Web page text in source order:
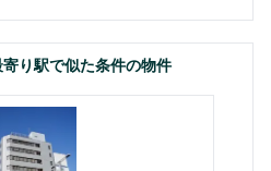
り駅で似た条件の物件